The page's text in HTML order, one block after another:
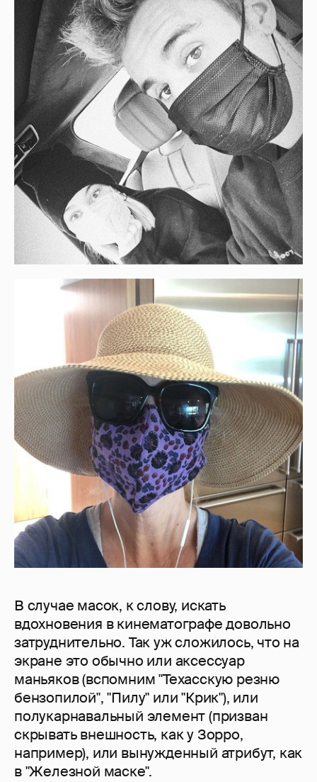
В случае масок, к слову, искать
вдохновения в кинематографе довольно
затруднительно. Так уж сложилось, что на
экране это обычно или аксессуар
маньяков (вспомним "Техасскую резню
бензопилой", "Пилу" или "Крик"), или
полукарнавальный элемент (призван
скрывать внешность, как у Зорро,
например), или вынужденный атрибут, как
в "Железной маске".